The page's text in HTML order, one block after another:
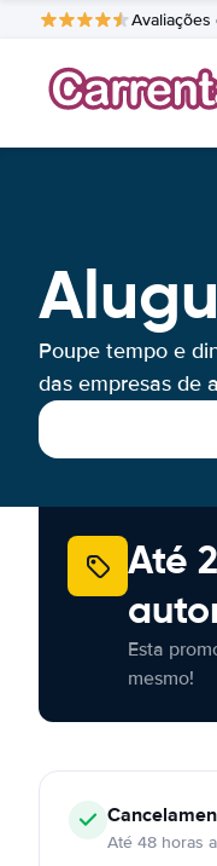
Poupe tempo e
das empresas de
Até
Esta
mesmo!
Até 48 horas